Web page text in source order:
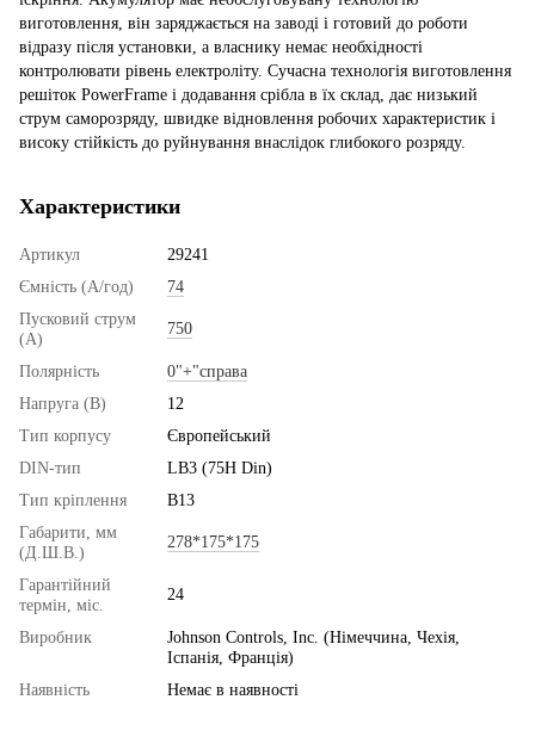
виготовлення, він заряджається на заводі і готовий до роботи
відразу після установки, а власнику немає необхідності
контролювати рівень електроліту. Сучасна технологія виготовлення
решіток PowerFrame і додавання срібла в їх склад, дає низький
струм саморозряду, швидке відновлення робочих характеристик і
високу стійкість до руйнування внаслідок глибокого розряду.
Характеристики
Артикул
29241
Ємність (А/год)
74
Пусковий струм
(А)
750
Полярність
0"+"справа
Напруга (В)
12
Тип корпусу
Європейський
DIN-тип
LB3 (75H Din)
Тип кріплення
B13
Габарити, мм
(Д.Ш.В.)
278*175*175
Гарантійний
термін, міс.
24
Виробник
Johnson Controls, Inc. (Німеччина, Чехія,
Іспанія, Франція)
Наявність
Немає в наявності